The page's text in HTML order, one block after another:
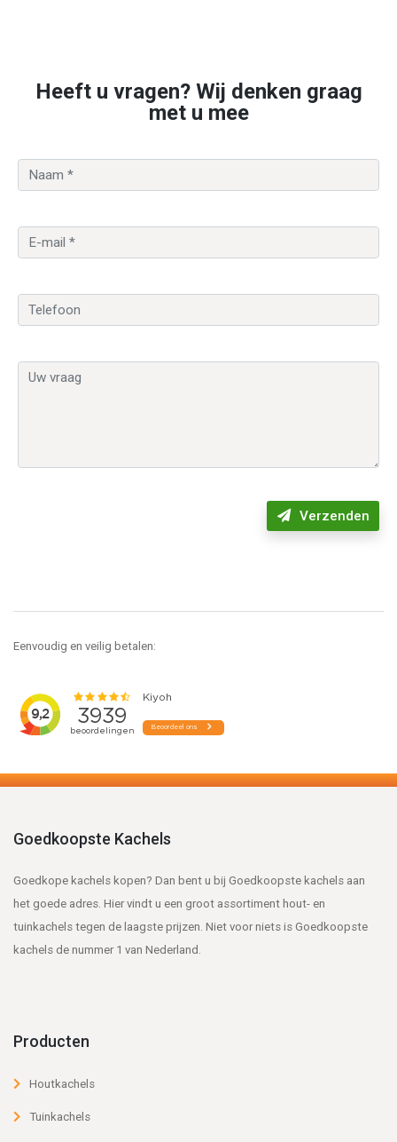
Heeft u vragen? Wij denken graag
met u mee
Verzenden
Eenvoudig en veilig betalen:
Goedkoopste Kachels
Goedkope kachels kopen? Dan bent u bij Goedkoopste kachels aan
het goede adres. Hier vindt u een groot assortiment hout- en
tuinkachels tegen de laagste prijzen. Niet voor niets is Goedkoopste
kachels de nummer 1 van Nederland.
Producten
Houtkachels
Tuinkachels